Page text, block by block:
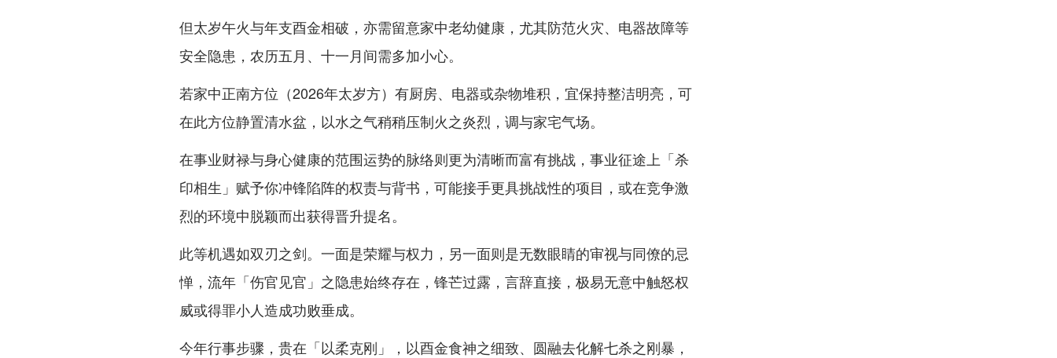
但太岁午火与年支酉金相破，亦需留意家中老幼健康，尤其防范火灾、电器故障等
安全隐患，农历五月、十一月间需多加小心。
若家中正南方位（2026年太岁方）有厨房、电器或杂物堆积，宜保持整洁明亮，可
在此方位静置清水盆，以水之气稍稍压制火之炎烈，调与家宅气场。
在事业财禄与身心健康的范围运势的脉络则更为清晰而富有挑战，事业征途上「杀
印相生」赋予你冲锋陷阵的权责与背书，可能接手更具挑战性的项目，或在竞争激
烈的环境中脱颖而出获得晋升提名。
此等机遇如双刃之剑。一面是荣耀与权力，另一面则是无数眼睛的审视与同僚的忌
惮，流年「伤官见官」之隐患始终存在，锋芒过露，言辞直接，极易无意中触怒权
威或得罪小人造成功败垂成。
今年行事步骤，贵在「以柔克刚」，以酉金食神之细致、圆融去化解七杀之刚暴，